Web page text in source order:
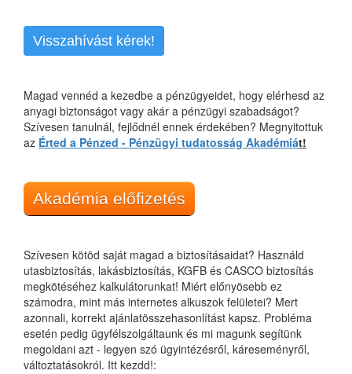
Visszahívást kérek!
Magad vennéd a kezedbe a pénzügyeidet, hogy elérhesd az
anyagi biztonságot vagy akár a pénzügyi szabadságot?
Szívesen tanulnál, fejlődnél ennek érdekében? Megnyitottuk
az Érted a Pénzed - Pénzügyi tudatosság Akadémiát!
Akadémia előfizetés
Szívesen kötöd saját magad a biztosításaidat? Használd
utasbiztosítás, lakásbiztosítás, KGFB és CASCO biztosítás
megkötéséhez kalkulátorunkat! Miért előnyösebb ez
számodra, mint más internetes alkuszok felületei? Mert
azonnali, korrekt ajánlatösszehasonlítást kapsz. Probléma
esetén pedig ügyfélszolgáltaunk és mi magunk segítünk
megoldani azt - legyen szó ügyintézésről, káreseményről,
változtatásokról. Itt kezdd!: